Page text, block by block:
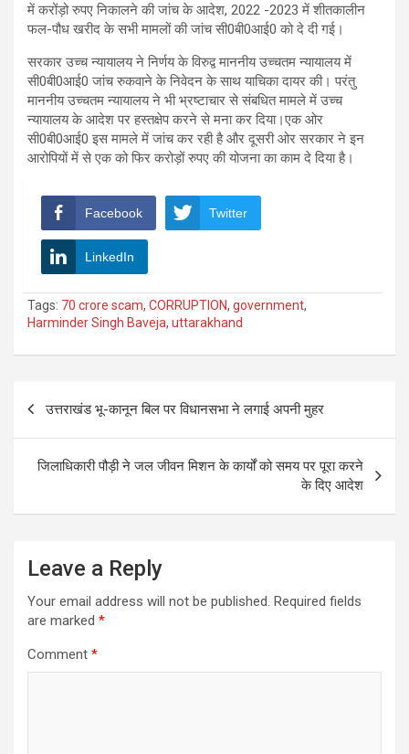
में करोंड़ो रुपए निकालने की जांच के आदेश, 2022 -2023 में शीतकालीन
फल-पौध खरीद के सभी मामलों की जांच सी0बी0आई0 को दे दी गई।
सरकार उच्च न्यायालय ने निर्णय के विरुद्व माननीय उच्चतम न्यायालय में
सी0बी0आई0 जांच रुकवाने के निवेदन के साथ याचिका दायर की। परंतु
माननीय उच्चतम न्यायालय ने भी भ्रष्टाचार से संबधित मामले में उच्च
न्यायालय के आदेश पर हस्तक्षेप करने से मना कर दिया।एक ओर
सी0बी0आई0 इस मामले में जांच कर रही है और दूसरी ओर सरकार ने इन
आरोपियों में से एक को फिर करोड़ों रुपए की योजना का काम दे दिया है।
Facebook Twitter
LinkedIn
Tags: 70 crore scam, CORRUPTION, government,
Harminder Singh Baveja, uttarakhand
navigation
उत्तराखंड भू-कानून बिल पर विधानसभा ने लगाई अपनी मुहर
जिलाधिकारी पौड़ी ने जल जीवन मिशन के कार्यों को समय पर पूरा करने
के दिए आदेश
Leave a Reply
Your email address will not be published. Required fields
are marked *
Comment *